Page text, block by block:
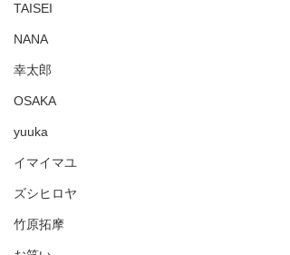
TAISEI
NANA
幸太郎
OSAKA
yuuka
イマイマユ
ズシヒロヤ
竹原拓摩